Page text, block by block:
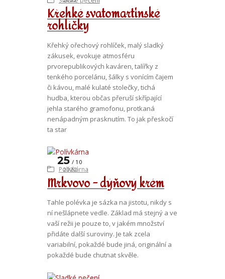
Křehké svatomartinské
rohlíčky
Křehký ořechový rohlíček, malý sladký
zákusek, evokuje atmosféru
prvorepublikových kaváren, talířky z
tenkého porcelánu, šálky s vonícím čajem
či kávou, malé kulaté stolečky, tichá
hudba, kterou občas přeruší skřípající
jehla starého gramofonu, protkaná
nenápadným prasknutím. To jak přeskočí
ta star
Mrkvovo - dýňový krém
25
10
2022
Polívkárna
Tahle polévka je sázka na jistotu, nikdy s
ní nešlápnete vedle. Základ má stejný a ve
vaší režii je pouze to, v jakém množství
přidáte další suroviny. Je tak zcela
variabilní, pokaždé bude jiná, originální a
pokaždé bude chutnat skvěle.